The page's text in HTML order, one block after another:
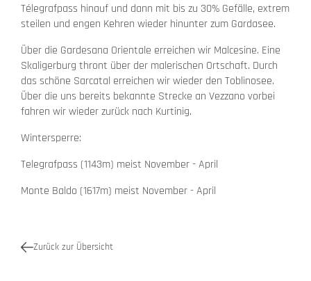
Télegrafpass hinauf und dann mit bis zu 30% Gefälle, extrem
steilen und engen Kehren wieder hinunter zum Gardasee.
Über die Gardesana Orientale erreichen wir Malcesine. Eine
Skaligerburg thront über der malerischen Ortschaft. Durch
das schöne Sarcatal erreichen wir wieder den Toblinosee.
Über die uns bereits bekannte Strecke an Vezzano vorbei
fahren wir wieder zurück nach Kurtinig.
Wintersperre:
Telegrafpass (1143m) meist November - April
Monte Baldo (1617m) meist November - April
Zurück zur Übersicht